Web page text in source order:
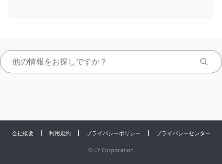
会社概要 利用規約 プライバシーポリシー プライバシーセンター
© LY Corporation